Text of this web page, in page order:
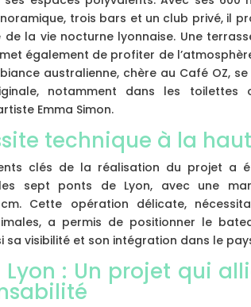
trois bars et un club privé, il
la vie nocturne lyonnaise. Une
également de profiter de
australienne, chère au Café OZ,
notamment dans les toilettes
Emma Simon.
technique à la
clés de la réalisation du projet a
sept ponts de Lyon, avec une
Cette opération délicate,
a permis de positionner le
sa visibilité et son intégration dans le
Lyon : Un projet qui